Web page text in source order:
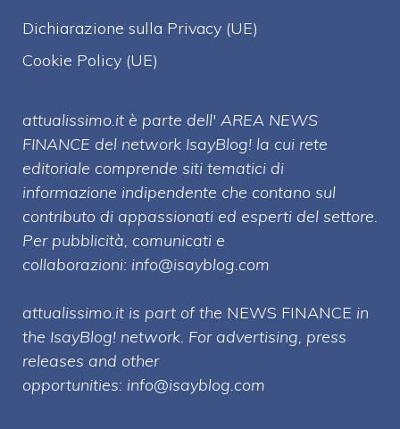
Dichiarazione sulla Privacy (UE)
Cookie Policy (UE)
attualissimo.it è parte dell' AREA NEWS
FINANCE del network IsayBlog! la cui rete
editoriale comprende siti tematici di
informazione indipendente che contano sul
contributo di appassionati ed esperti del settore.
Per pubblicità, comunicati e
collaborazioni: info@isayblog.com
attualissimo.it is part of the NEWS FINANCE in
the IsayBlog! network. For advertising, press
releases and other
opportunities: info@isayblog.com